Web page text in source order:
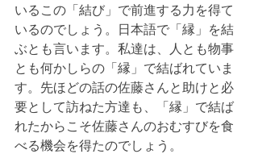
いるこの「結び」で前進する力を得て
いるのでしょう。日本語で「縁」を結
ぶとも言います。私達は、人とも物事
とも何かしらの「縁」で結ばれていま
す。先ほどの話の佐藤さんと助けと必
要として訪ねた方達も、「縁」で結ば
れたからこそ佐藤さんのおむすびを食
べる機会を得たのでしょう。